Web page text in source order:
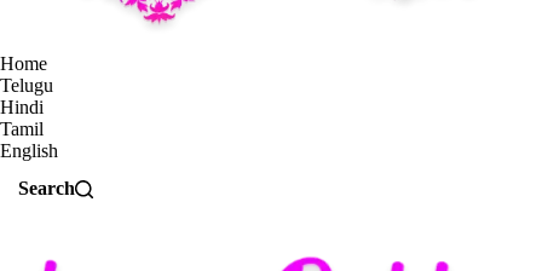
Home
Telugu
Hindi
Tamil
English
Search